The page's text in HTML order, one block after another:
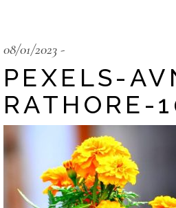
08/01/2023
PEXELS-
RATHORE-